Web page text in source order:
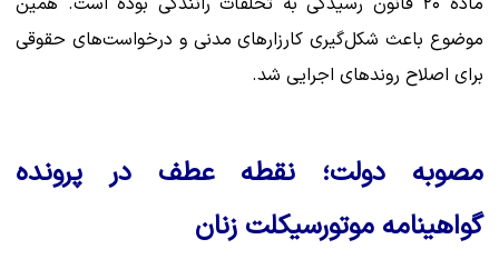
موضوع باعث شکل‌گیری کارزارهای مدنی و درخواست‌های حقوقی
برای اصلاح روندهای اجرایی شد.
مصوبه دولت؛ نقطه عطف در پرونده
گواهینامه موتورسیکلت زنان